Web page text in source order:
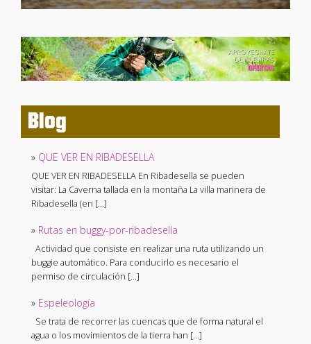
Blog
» QUE VER EN RIBADESELLA
QUE VER EN RIBADESELLA En Ribadesella se pueden
visitar: La Caverna tallada en la montaña La villa marinera de
Ribadesella (en […]
» Rutas en buggy-por-ribadesella
Actividad que consiste en realizar una ruta utilizando un
buggie automático. Para conducirlo es necesario el
permiso de circulación […]
» Espeleología
Se trata de recorrer las cuencas que de forma natural el
agua o los movimientos de la tierra han […]